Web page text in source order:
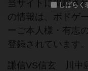
当サイトに掲載さ
の情報は、ボドゲ
ーご本人様・有志
登録されています。
謙信VS信玄 川中
しばらく